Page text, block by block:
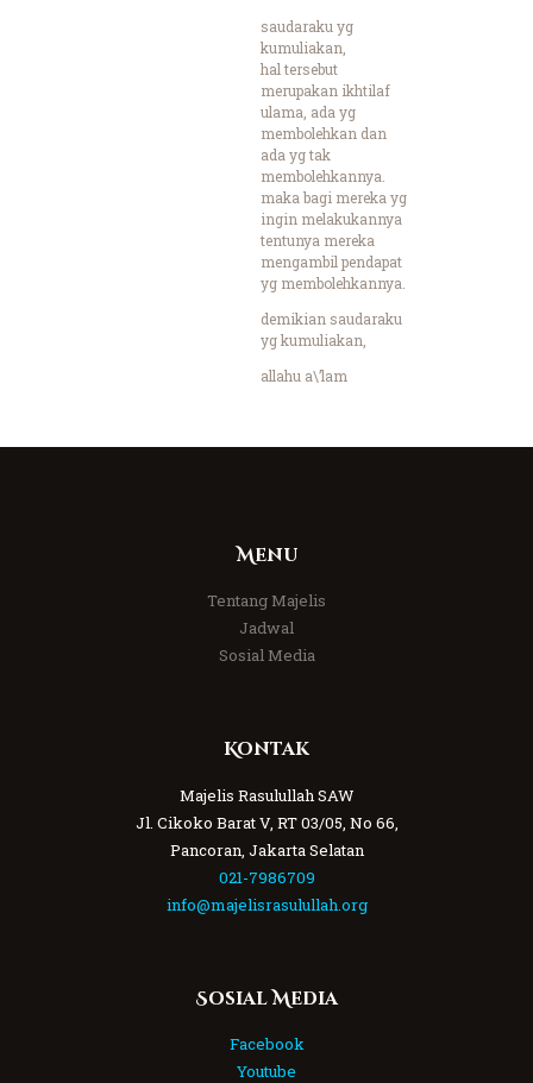
saudaraku yg
kumuliakan,
hal tersebut
merupakan ikhtilaf
ulama, ada yg
membolehkan dan
ada yg tak
membolehkannya.
maka bagi mereka yg
ingin melakukannya
tentunya mereka
mengambil pendapat
yg membolehkannya.
demikian saudaraku
yg kumuliakan,
allahu a\’lam
Menu
Tentang Majelis
Jadwal
Sosial Media
Kontak
Majelis Rasulullah SAW
Jl. Cikoko Barat V, RT 03/05, No 66,
Pancoran, Jakarta Selatan
021-7986709
info@majelisrasulullah.org
Sosial Media
Facebook
Youtube